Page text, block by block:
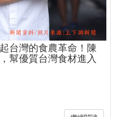
台灣的食農革命！陳
幫優質台灣食材進入